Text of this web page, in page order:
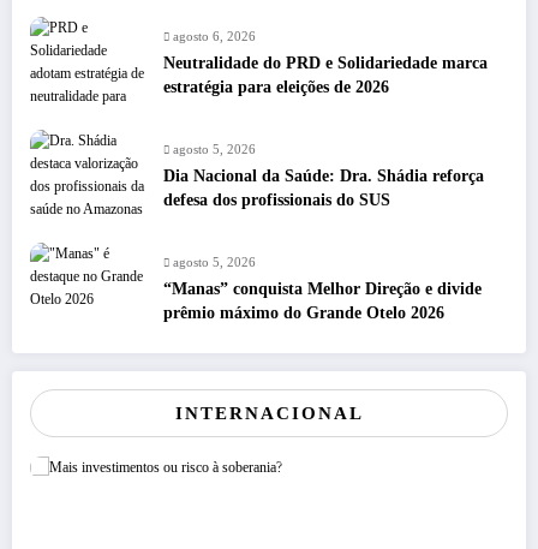
agosto 6, 2026
Neutralidade do PRD e Solidariedade marca
estratégia para eleições de 2026
agosto 5, 2026
Dia Nacional da Saúde: Dra. Shádia reforça
defesa dos profissionais do SUS
agosto 5, 2026
“Manas” conquista Melhor Direção e divide
prêmio máximo do Grande Otelo 2026
INTERNACIONAL